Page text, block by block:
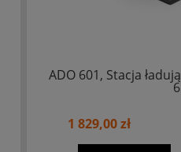
ADO 601, Stacja
6
1 829,00 zł